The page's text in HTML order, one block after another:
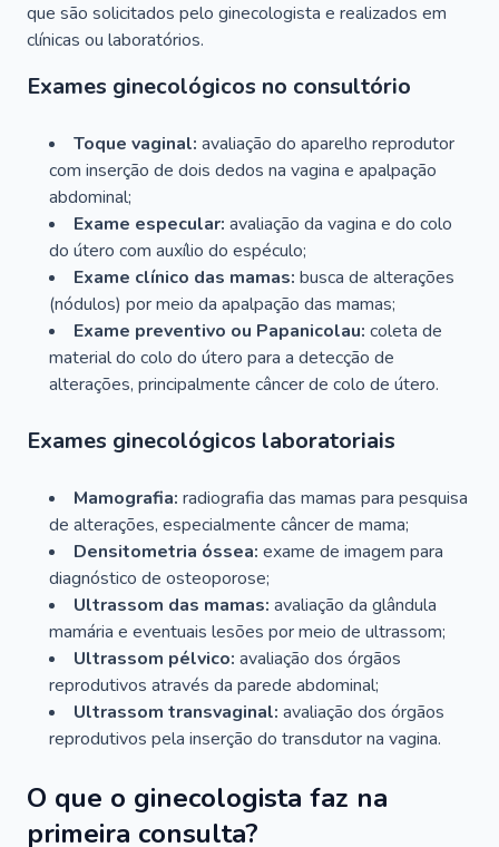
que são solicitados pelo ginecologista e realizados em
clínicas ou laboratórios.
Exames ginecológicos no consultório
Toque vaginal: avaliação do aparelho reprodutor
com inserção de dois dedos na vagina e apalpação
abdominal;
Exame especular: avaliação da vagina e do colo
do útero com auxílio do espéculo;
Exame clínico das mamas: busca de alterações
(nódulos) por meio da apalpação das mamas;
Exame preventivo ou Papanicolau: coleta de
material do colo do útero para a detecção de
alterações, principalmente câncer de colo de útero.
Exames ginecológicos laboratoriais
Mamografia: radiografia das mamas para pesquisa
de alterações, especialmente câncer de mama;
Densitometria óssea: exame de imagem para
diagnóstico de osteoporose;
Ultrassom das mamas: avaliação da glândula
mamária e eventuais lesões por meio de ultrassom;
Ultrassom pélvico: avaliação dos órgãos
reprodutivos através da parede abdominal;
Ultrassom transvaginal: avaliação dos órgãos
reprodutivos pela inserção do transdutor na vagina.
O que o ginecologista faz na
primeira consulta?